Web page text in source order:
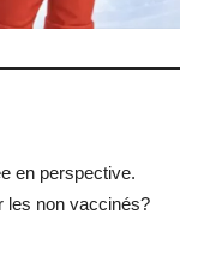
en perspective.
les non vaccinés?